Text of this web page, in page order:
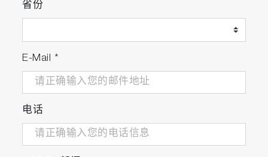
省份
E-Mail *
电话